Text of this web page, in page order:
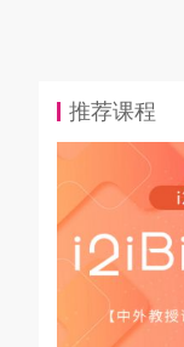
推荐课程